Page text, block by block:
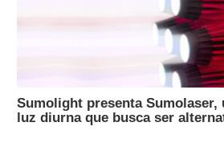
Sumolight presenta Sumolaser,
luz diurna que busca ser